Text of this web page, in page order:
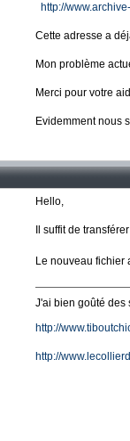
http://
Cette adresse a
Mon problème
Merci pour votre
Evidemment nous
Hello,
Il suffit de
Le nouveau
J'ai bien goûté des
http://
http://